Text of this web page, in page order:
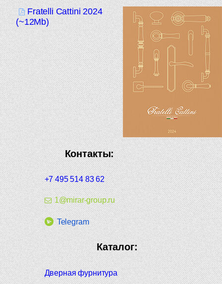
Fratelli Cattini 2024
(~12Mb)
Контакты:
+7 495 514 83 62
1@mirar-group.ru
Telegram
Каталог:
Дверная фурнитура